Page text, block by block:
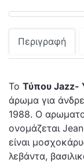
Περιγραφή
Το Τύπου Jazz-
άρωμα για
1988. Ο
ονομάζεται
είναι
λεβάντα,